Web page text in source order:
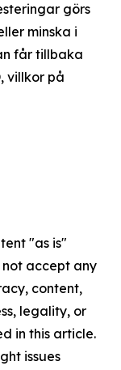
görs
minska i
får tillbaka
villkor på
"as is"
accept any
content,
legality, or
in this article.
issues